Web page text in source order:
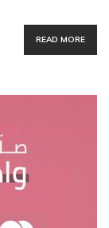
READ MORE